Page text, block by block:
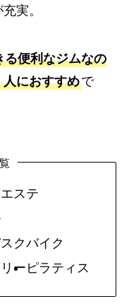
実。
る便利なジムなの
におすすめで
ステ
クバイク
ーピラティス